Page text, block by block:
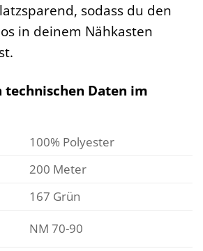
sodass du den
in deinem Nähkasten
Daten im
100% Polyester
200 Meter
167 Grün
NM 70-90